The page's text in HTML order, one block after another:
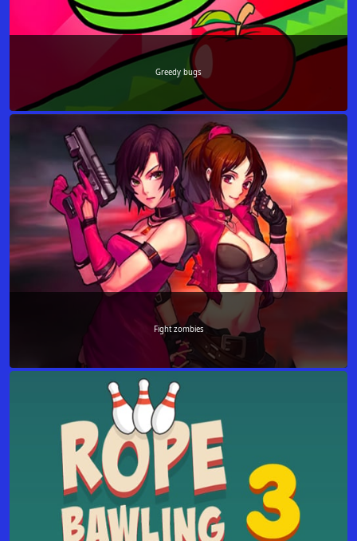
Greedy bugs
Fight zombies